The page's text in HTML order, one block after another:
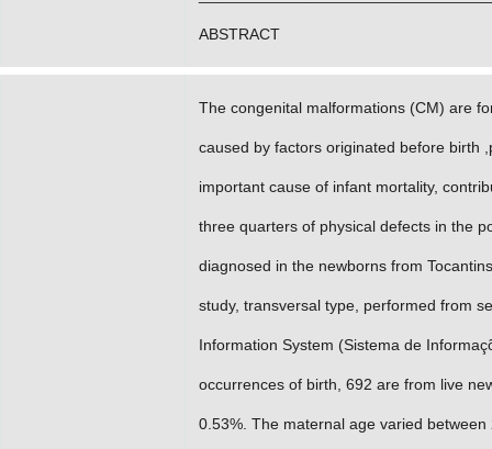
ABSTRACT
The congenital malformations (CM) are
caused by factors originated before birth
important cause of infant mortality,
three quarters of physical defects in the
diagnosed in the newborns from
study, transversal type, performed from
Information System (Sistema de
occurrences of birth, 692 are from live
0.53%. The maternal age varied